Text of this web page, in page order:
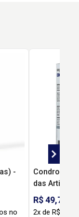
-
no
Condro-K
das
Colágeno
– 30
R$ 49,70
2x de R$ R$